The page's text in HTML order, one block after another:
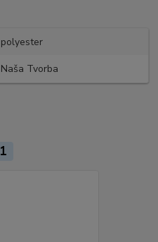
polyester
Naša Tvorba
1